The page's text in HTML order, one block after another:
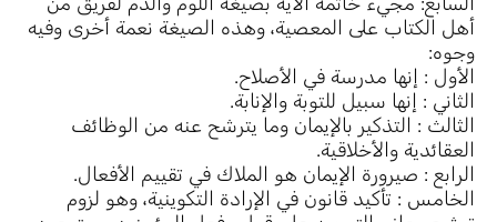
أهل الكتاب على المعصية، وهذه الصيغة نعمة أخرى وفيه
وجوه:
الأول : إنها مدرسة في الأصلاح.
الثاني : إنها سبيل للتوبة والإنابة.
الثالث : التذكير بالإيمان وما يترشح عنه من الوظائف
العقائدية والأخلاقية.
الرابع : صيرورة الإيمان هو الملاك في تقييم الأفعال.
الخامس : تأكيد قانون في الإرادة التكوينية، وهو لزوم